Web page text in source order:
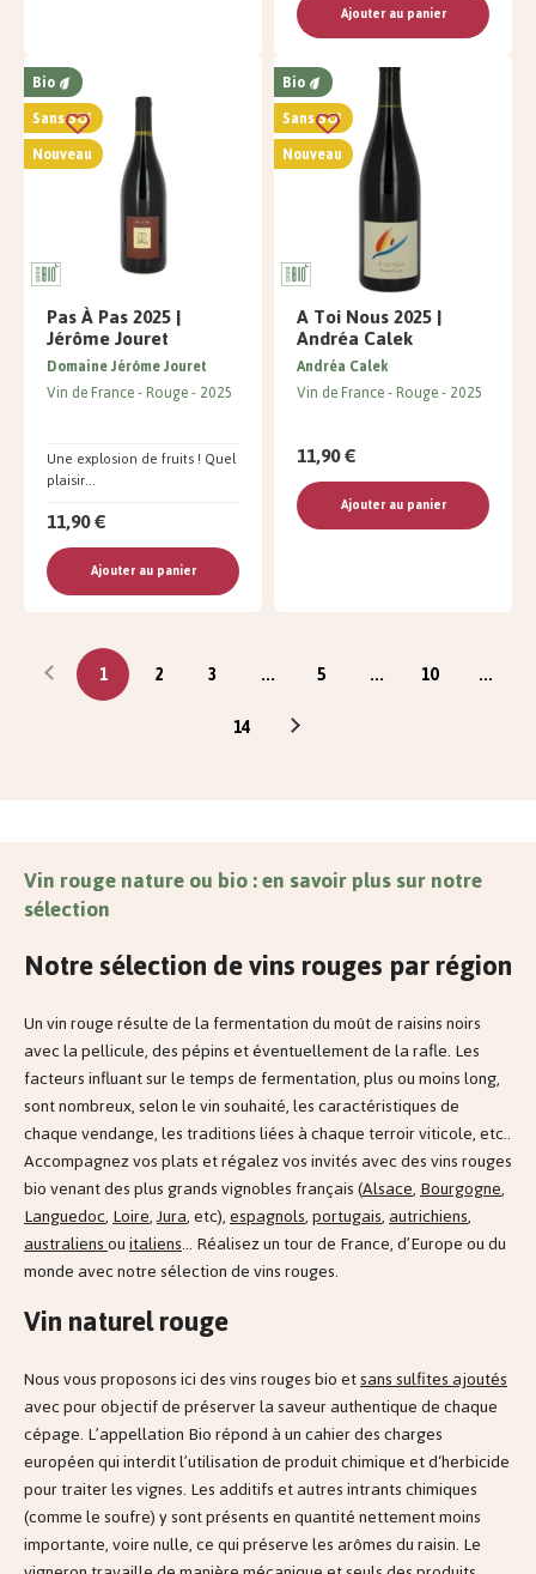
Ajouter au panier
Bio
Sans SO²
Nouveau
Pas À Pas 2025 |
Jérôme Jouret
Une explosion de fruits ! Quel
plaisir...
Domaine Jérôme Jouret
Vin de France Rouge 2025
11,90 €
Ajouter au panier
Bio
Sans SO²
Nouveau
A Toi Nous 2025 |
Andréa Calek
Andréa Calek
Vin de France Rouge 2025
11,90 €
Ajouter au panier
1 2 3 ... 5 ... 10
...
14
Vin rouge nature ou bio : en savoir plus sur notre
sélection
Notre sélection de vins rouges par région
Un vin rouge résulte de la fermentation du moût de raisins noirs
avec la pellicule, des pépins et éventuellement de la rafle. Les
facteurs influant sur le temps de fermentation, plus ou moins long,
sont nombreux, selon le vin souhaité, les caractéristiques de
chaque vendange, les traditions liées à chaque terroir viticole, etc..
Accompagnez vos plats et régalez vos invités avec des vins rouges
bio venant des plus grands vignobles français (Alsace,Bourgogne,
Languedoc,Loire,Jura, etc),espagnols,portugais,autrichiens,
australiensouitaliens… Réalisez un tour de France, d’Europe ou du
monde avec notre sélection de vins rouges.
Vin naturel rouge
Nous vous proposons ici des vins rouges bio etsans sulfites ajoutés
avec pour objectif de préserver la saveur authentique de chaque
cépage. L’appellation Bio répond à un cahier des charges
européen qui interdit l’utilisation de produit chimique et d‘herbicide
pour traiter les vignes. Les additifs et autres intrants chimiques
(comme le soufre) y sont présents en quantité nettement moins
importante, voire nulle, ce qui préserve les arômes du raisin. Le